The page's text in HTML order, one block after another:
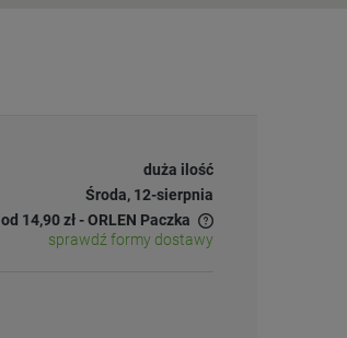
duża ilość
Środa, 12-sierpnia
od 14,90 zł- ORLEN Paczka
sprawdź formy dostawy